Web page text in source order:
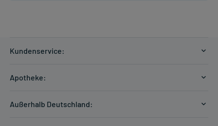
Kundenservice:
Zahlungsarten
Apotheke:
Außerhalb Deutschland: